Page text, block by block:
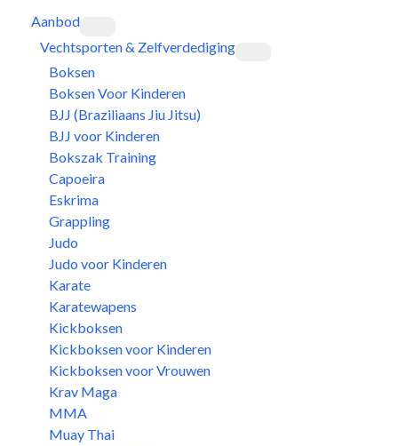
Aanbod
Vechtsporten & Zelfverdediging
Boksen
Boksen Voor Kinderen
BJJ (Braziliaans Jiu Jitsu)
BJJ voor Kinderen
Bokszak Training
Capoeira
Eskrima
Grappling
Judo
Judo voor Kinderen
Karate
Karatewapens
Kickboksen
Kickboksen voor Kinderen
Kickboksen voor Vrouwen
Krav Maga
MMA
Muay Thai